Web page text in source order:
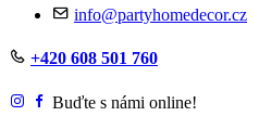
info@partyhomedecor.cz
+420 608 501 760
Buďte s námi online!